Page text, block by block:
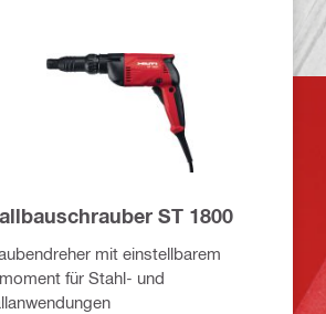
ST 1800
mit einstellbarem
für Stahl- und